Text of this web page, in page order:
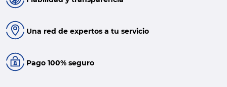
Una red de expertos a tu servicio
Pago 100% seguro